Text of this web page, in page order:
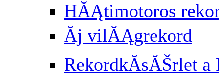
HĂĄtimotoros
Ăj vilĂĄgrekord
RekordkĂ­sĂŠrlet